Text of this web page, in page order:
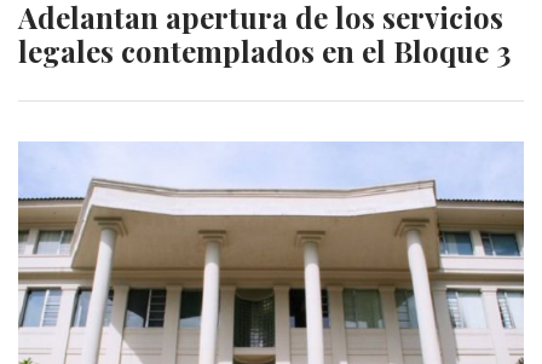
Adelantan apertura de los servicios
legales contemplados en el Bloque 3